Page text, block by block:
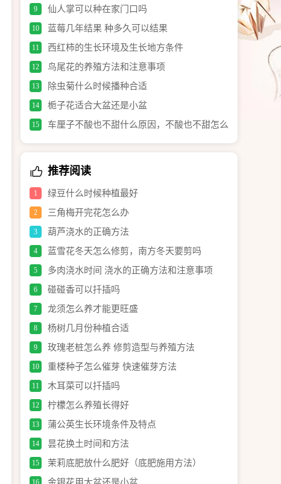
9 仙人掌可以种在家门口吗
10 蓝莓几年结果 种多久可以结果
11 西红柿的生长环境及生长地方条件
12 鸟尾花的养殖方法和注意事项
13 除虫菊什么时候播种合适
14 栀子花适合大盆还是小盆
15
车厘子不酸也不甜什么原因，不酸也不甜怎么
办
推荐阅读
1 绿豆什么时候种植最好
2 三角梅开完花怎么办
3 葫芦浇水的正确方法
4 蓝雪花冬天怎么修剪，南方冬天要剪吗
5 多肉浇水时间 浇水的正确方法和注意事项
6 碰碰香可以扦插吗
7 龙须怎么养才能更旺盛
8 杨树几月份种植合适
9 玫瑰老桩怎么养 修剪造型与养殖方法
10 重楼种子怎么催芽 快速催芽方法
11 木耳菜可以扦插吗
12 柠檬怎么养殖长得好
13 蒲公英生长环境条件及特点
14 昙花换土时间和方法
15 茉莉底肥放什么肥好（底肥施用方法）
16 金银花用大盆还是小盆